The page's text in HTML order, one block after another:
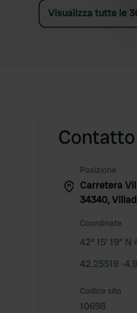
Visualizza tutte le
Contatto
Posizione
Carretera
34340,
Coordinate
42° 15' 19" N
42.25519 -
Codice sito
10698